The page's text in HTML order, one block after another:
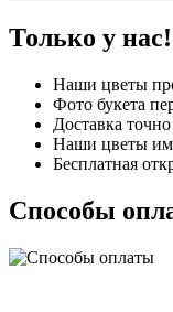
Только у нас!
Наши цветы
Фото букета
Доставка
Наши цветы
Бесплатная
Способы